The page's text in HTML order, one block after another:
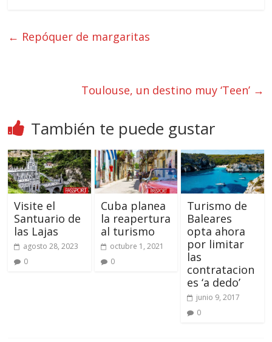
← Repóquer de margaritas
Toulouse, un destino muy ‘Teen’ →
También te puede gustar
Visite el
Santuario de
las Lajas
agosto 28, 2023
0
Cuba planea
la reapertura
al turismo
octubre 1, 2021
0
Turismo de
Baleares
opta ahora
por limitar
las
contratacion
es ‘a dedo’
junio 9, 2017
0